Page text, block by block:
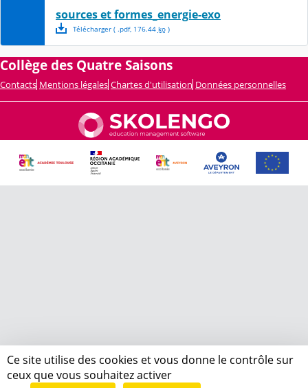
sources et formes_energie-exo
Télécharger( .pdf, 176.44 ko)
Collège des Quatre Saisons
Contacts Mentions légales Chartes d'utilisation Données personnelles
Ce site utilise des cookies et vous donne le contrôle sur
ceux que vous souhaitez activer